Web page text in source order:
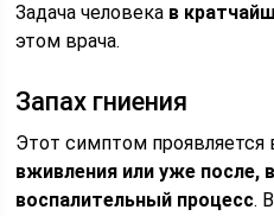
Задача человека в
этом врача.
Запах гниения
Этот симптом проявляется
вживления или уже после,
воспалительный процесс.